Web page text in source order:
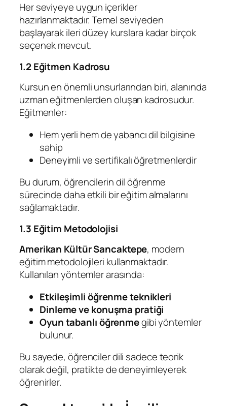
Her seviyeye uygun içerikler
hazırlanmaktadır. Temel seviyeden
başlayarak ileri düzey kurslara kadar birçok
seçenek mevcut.
1.2 Eğitmen Kadrosu
Kursun en önemli unsurlarından biri, alanında
uzman eğitmenlerden oluşan kadrosudur.
Eğitmenler:
Hem yerli hem de yabancı dil bilgisine
sahip
Deneyimli ve sertifikalı öğretmenlerdir
Bu durum, öğrencilerin dil öğrenme
sürecinde daha etkili bir eğitim almalarını
sağlamaktadır.
1.3 Eğitim Metodolojisi
Amerikan Kültür Sancaktepe, modern
eğitim metodolojileri kullanmaktadır.
Kullanılan yöntemler arasında:
Etkileşimli öğrenme teknikleri
Dinleme ve konuşma pratiği
Oyun tabanlı öğrenmegibi yöntemler
bulunur.
Bu sayede, öğrenciler dili sadece teorik
olarak değil, pratikte de deneyimleyerek
öğrenirler.